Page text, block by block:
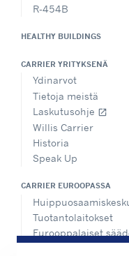
R-454B
HEALTHY BUILDINGS
CARRIER YRITYKSENÄ
Ydinarvot
Tietoja meistä
Laskutusohje open_in_new
Willis Carrier
Historia
Speak Up
CARRIER EUROOPASSA
Tuotantolaitokset
Eurooppalaiset